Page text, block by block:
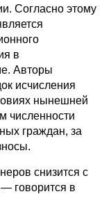
Согласно этому
в
Авторы
исчисления
нынешней
численности
граждан, за
снизится с
говорится в